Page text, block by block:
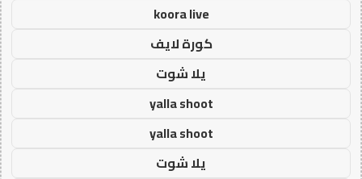
koora live
كورة لايف
يلا شوت
yalla shoot
yalla shoot
يلا شوت